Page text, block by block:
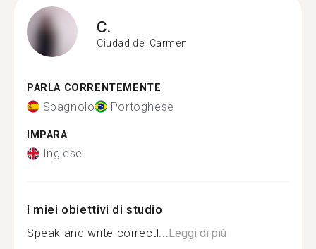
C.
Ciudad del Carmen
PARLA CORRENTEMENTE
Spagnolo Portoghese
IMPARA
Inglese
I miei obiettivi di studio
Speak and write correctl...Leggi di più